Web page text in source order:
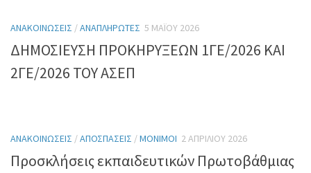
ΑΝΑΚΟΙΝΏΣΕΙΣ /ΑΝΑΠΛΗΡΩΤΈΣ 5 ΜΑΪ́ΟΥ 2026
ΔΗΜΟΣΙΕΥΣΗ ΠΡΟΚΗΡΥΞΕΩΝ 1ΓΕ/2026 ΚΑΙ
2ΓΕ/2026 ΤΟΥ ΑΣΕΠ
ΑΝΑΚΟΙΝΏΣΕΙΣ /ΑΠΟΣΠΆΣΕΙΣ /ΜΌΝΙΜΟΙ 2 ΑΠΡΙΛΊΟΥ 2026
Προσκλήσεις εκπαιδευτικών Πρωτοβάθμιας